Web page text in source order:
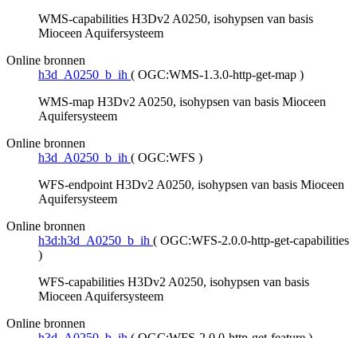
WMS-capabilities H3Dv2 A0250, isohypsen van basis
Mioceen Aquifersysteem
Online bronnen
h3d_A0250_b_ih ( OGC:WMS-1.3.0-http-get-map )
WMS-map H3Dv2 A0250, isohypsen van basis Mioceen
Aquifersysteem
Online bronnen
h3d_A0250_b_ih ( OGC:WFS )
WFS-endpoint H3Dv2 A0250, isohypsen van basis Mioceen
Aquifersysteem
Online bronnen
h3d:h3d_A0250_b_ih ( OGC:WFS-2.0.0-http-get-capabilities
)
WFS-capabilities H3Dv2 A0250, isohypsen van basis
Mioceen Aquifersysteem
Online bronnen